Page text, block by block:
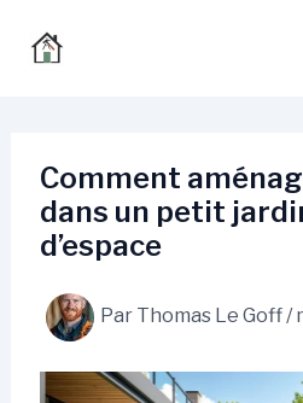
Comment
dans un petit
d’espace
Par Thomas Le Goff/